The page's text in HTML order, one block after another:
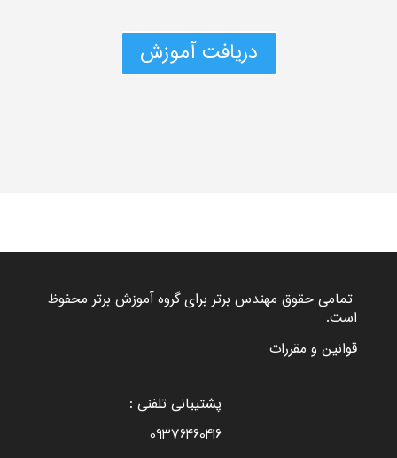
دریافت آموزش
تمامی حقوق مهندس برتر برای گروهآموزش برترمحفوظ
است.
قوانین و مقررات
پشتیبانی تلفنی :
09376460416